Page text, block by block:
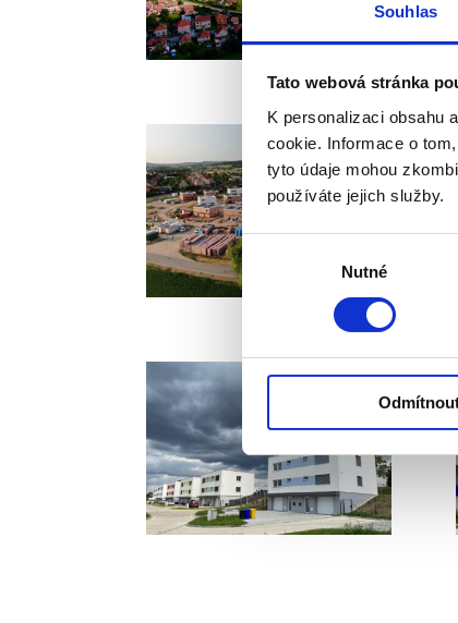
Souhlas
Tato webová stránka
K personalizaci obsahu
cookie. Informace o
tyto údaje mohou
používáte jejich služby.
Výběr
souhlasu
Nutné